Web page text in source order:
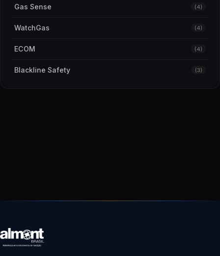
Gas Sense (4)
WatchGas (4)
ECOM (4)
Blackline Safety (3)